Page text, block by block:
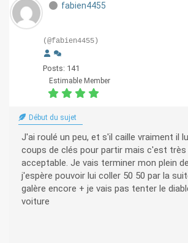
fabien4455
(@fabien4455)
Posts: 141
Estimable Member
Début du sujet
J'ai roulé un peu, et s'il caille vraiment il
coups de clés pour partir mais c'est très
acceptable. Je vais terminer mon plein
j'espère pouvoir lui coller 50 50 par la
galère encore + je vais pas tenter le
voiture